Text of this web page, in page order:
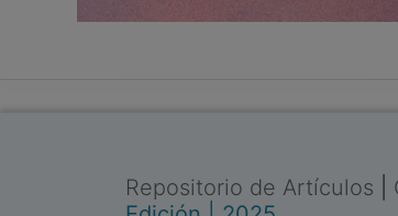
Repositorio de Artículos